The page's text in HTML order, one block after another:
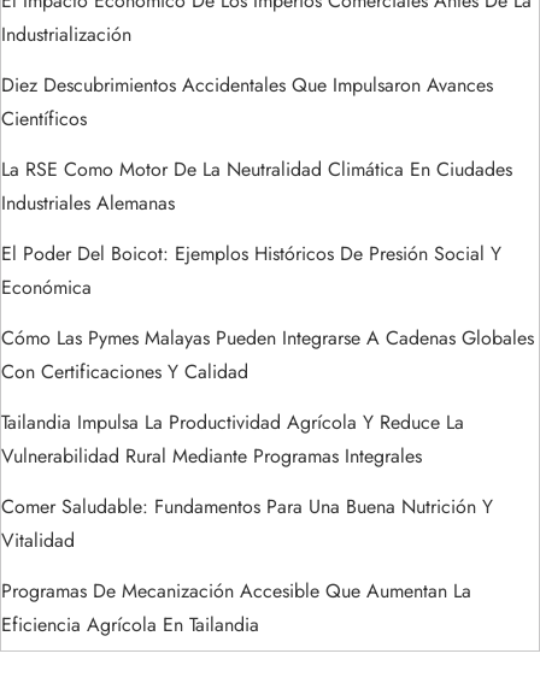
t
r
a
d
a
s
Industrialización
Diez Descubrimientos Accidentales Que Impulsaron Avances
Científicos
La RSE Como Motor De La Neutralidad Climática En Ciudades
Industriales Alemanas
El Poder Del Boicot: Ejemplos Históricos De Presión Social Y
Económica
Cómo Las Pymes Malayas Pueden Integrarse A Cadenas Globales
Con Certificaciones Y Calidad
Tailandia Impulsa La Productividad Agrícola Y Reduce La
Vulnerabilidad Rural Mediante Programas Integrales
Comer Saludable: Fundamentos Para Una Buena Nutrición Y
Vitalidad
Programas De Mecanización Accesible Que Aumentan La
Eficiencia Agrícola En Tailandia